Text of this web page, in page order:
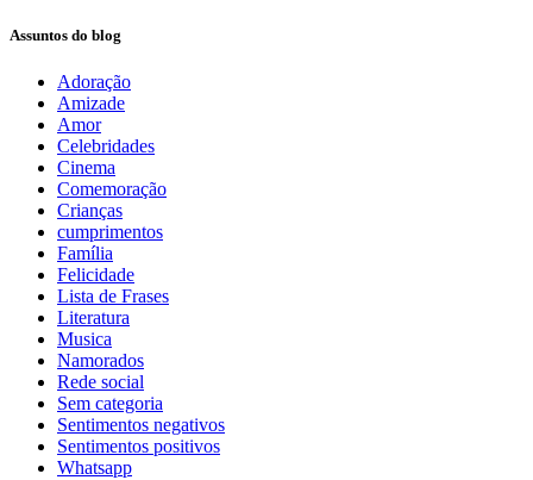
Assuntos do blog
Adoração
Amizade
Amor
Celebridades
Cinema
Comemoração
Crianças
cumprimentos
Família
Felicidade
Lista de Frases
Literatura
Musica
Namorados
Rede social
Sem categoria
Sentimentos negativos
Sentimentos positivos
Whatsapp